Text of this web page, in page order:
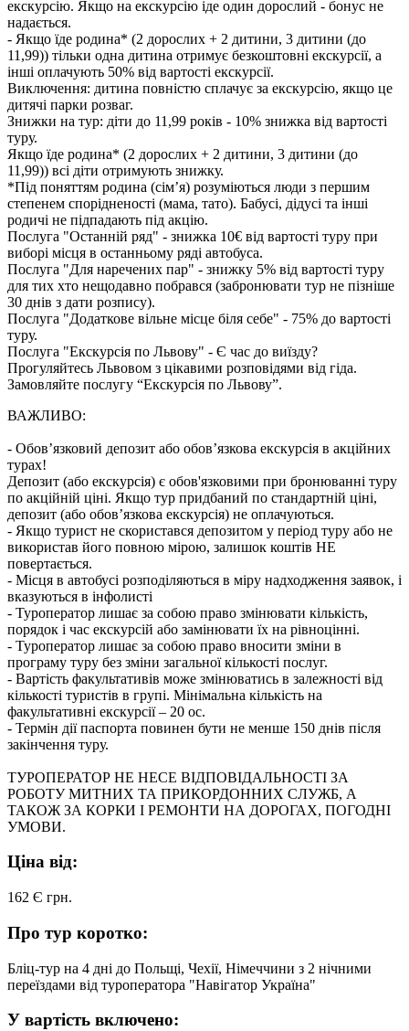
екскурсію. Якщо на екскурсію іде один дорослий - бонус не
надається.
- Якщо їде родина* (2 дорослих + 2 дитини, 3 дитини (до
11,99)) тільки одна дитина отримує безкоштовні екскурсії, а
інші оплачують 50% від вартості екскурсії.
Виключення: дитина повністю сплачує за екскурсію, якщо це
дитячі парки розваг.
Знижки на тур: діти до 11,99 років - 10% знижка від вартості
туру.
Якщо їде родина* (2 дорослих + 2 дитини, 3 дитини (до
11,99)) всі діти отримують знижку.
*Під поняттям родина (сім’я) розуміються люди з першим
степенем спорідненості (мама, тато). Бабусі, дідусі та інші
родичі не підпадають під акцію.
Послуга "Останній ряд" - знижка 10€ від вартості туру при
виборі місця в останньому ряді автобуса.
Послуга "Для наречених пар" - знижку 5% від вартості туру
для тих хто нещодавно побрався (забронювати тур не пізніше
30 днів з дати розпису).
Послуга "Додаткове вільне місце біля себе" - 75% до вартості
туру.
Послуга "Екскурсія по Львову" - Є час до виїзду?
Прогуляйтесь Львовом з цікавими розповідями від гіда.
Замовляйте послугу “Екскурсія по Львову”.
ВАЖЛИВО:
- Обов’язковий депозит або обов’язкова екскурсія в акційних
турах!
Депозит (або екскурсія) є обов'язковими при бронюванні туру
по акційній ціні. Якщо тур придбаний по стандартній ціні,
депозит (або обов’язкова екскурсія) не оплачуються.
- Якщо турист не скористався депозитом у період туру або не
використав його повною мірою, залишок коштів НЕ
повертається.
- Місця в автобусі розподіляються в міру надходження заявок, і
вказуються в інфолисті
- Туроператор лишає за собою право змінювати кількість,
порядок і час екскурсій або замінювати їх на рівноцінні.
- Туроператор лишає за собою право вносити зміни в
програму туру без зміни загальної кількості послуг.
- Вартість факультативів може змінюватись в залежності від
кількості туристів в групі. Мінімальна кількість на
факультативні екскурсії – 20 ос.
- Термін дії паспорта повинен бути не менше 150 днів після
закінчення туру.
ТУРОПЕРАТОР НЕ НЕСЕ ВІДПОВІДАЛЬНОСТІ ЗА
РОБОТУ МИТНИХ ТА ПРИКОРДОННИХ СЛУЖБ, А
ТАКОЖ ЗА КОРКИ І РЕМОНТИ НА ДОРОГАХ, ПОГОДНІ
УМОВИ.
Ціна від:
162 Є грн.
Про тур коротко:
Бліц-тур на 4 дні до Польщі, Чехії, Німеччини з 2 нічними
переїздами від туроператора "Навігатор Україна"
У вартість включено: